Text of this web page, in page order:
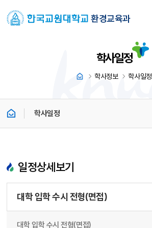
환경교육과
학사일정
학사정보 학사일정
학사일정
일정상세보기
대학 입학 수시 전형(면접)
대학 입학 수시 전형(면접)